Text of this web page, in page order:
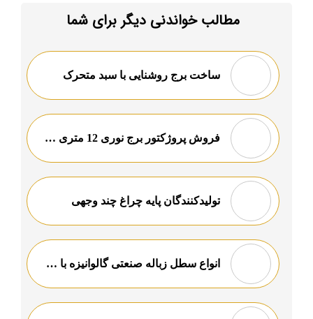
مطالب خواندنی دیگر برای شما
ساخت برج روشنایی با سبد متحرک
فروش پروژکتور برج نوری 12 متری در اراک
تولیدکنندگان پایه چراغ چند وجهی
انواع سطل زباله صنعتی گالوانیزه با قیمت مناسب